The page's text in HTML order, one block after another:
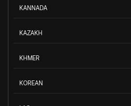
KANNADA
KAZAKH
KHMER
KOREAN